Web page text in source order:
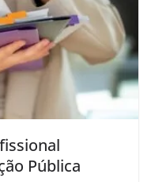
Pública